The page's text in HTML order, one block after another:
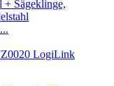
LogiLink